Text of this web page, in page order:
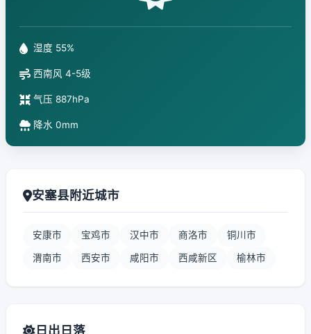
湿度 55%
西南风 4-5级
气压 887hPa
降水 0mm
安塞县附近城市
安康市 宝鸡市 汉中市 商洛市 铜川市
渭南市 西安市 咸阳市 西咸新区 榆林市
日出日落